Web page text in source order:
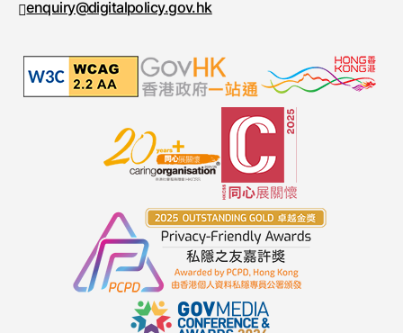
enquiry@digitalpolicy.gov.hk